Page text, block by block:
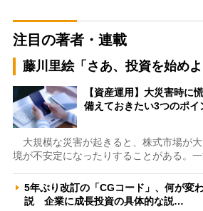
注目の著者・連載
藤川里絵「さあ、投資を始めよ
【資産運用】大災害時に
備えておきたい3つのポ
大規模な災害が起きると、株式市場が
境が不安定になったりすることがある。
5年ぶり改訂の「CGコード」、何が変
説 企業に成長投資の具体的な説…